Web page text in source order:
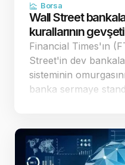
Borsa
Wall Street
kurallarının
Financial Times'ın
Street'in dev
sisteminin
banka sermaye
dolar büyüklü…